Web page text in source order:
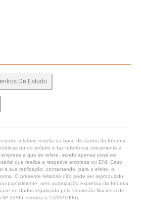
De Estudo
relatório resulta da base de dados da Informa
ou do próprio e faz referência unicamente à
a que se refere, sendo apenas possível
que realiza a respetiva empresa ou ENI. Caso
a sua retificação, contactando, para o efeito, o
O presente relatório não pode ser reproduzido,
parcialmente, sem autorização expressa da Informa
de dados legalizada pela Comissão Nacional de
32/96, emitida a 27/02/1996).